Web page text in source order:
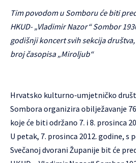
Tim povodom u Somboru će biti
HKUD- „Vladimir Nazor“ Sombor
godišnji koncert svih sekcija
broj časopisa „Miroljub“
Hrvatsko kulturno-umjetničko
Sombora organizira obilježavanje
koje će biti održano 7. i 8. prosinca
U petak, 7. prosinca 2012. godine, s
Svečanoj dvorani Županije bit će